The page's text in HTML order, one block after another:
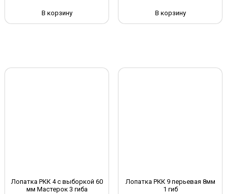
В корзину В корзину
Лопатка РКК 4 с выборкой 60
мм Мастерок 3 гиба
Лопатка РКК 9 перьевая 8мм
1 гиб